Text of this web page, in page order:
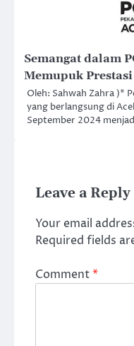
Semangat dalam
Memupuk
Oleh: Sahwah Zahra )*
yang berlangsung di
September 2024
Leave a Reply
Your email
Required fields
Comment*